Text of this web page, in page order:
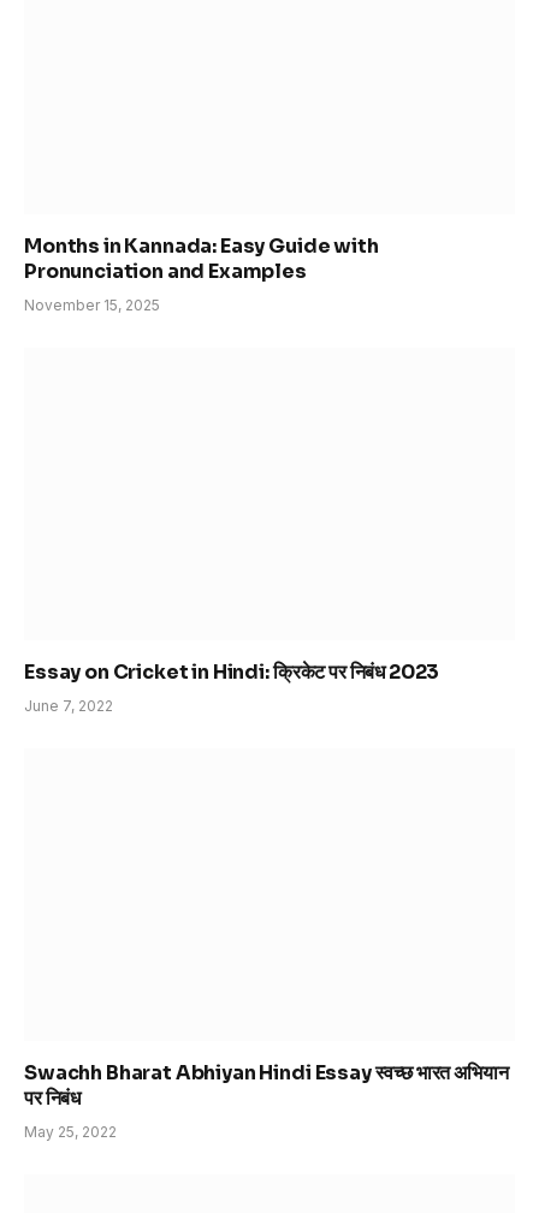
Months in Kannada: Easy Guide with
Pronunciation and Examples
November 15, 2025
Essay on Cricket in Hindi: क्रिकेट पर निबंध 2023
June 7, 2022
Swachh Bharat Abhiyan Hindi Essay स्वच्छ भारत अभियान
पर निबंध
May 25, 2022